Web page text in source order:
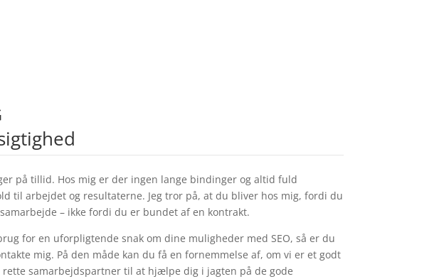
på tillid. Hos mig er der ingen lange bindinger og altid fuld
til arbejdet og resultaterne. Jeg tror på, at du bliver hos mig, fordi du
– ikke fordi du er bundet af en kontrakt.
for en uforpligtende snak om dine muligheder med SEO, så er du
mig. På den måde kan du få en fornemmelse af, om vi er et godt
rette samarbejdspartner til at hjælpe dig i jagten på de gode